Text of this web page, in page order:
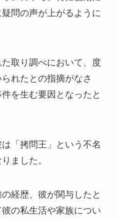
問の声が上がるように
取り調べにおいて、度
れたとの指摘がなさ
を生む要因となったと
「拷問王」という不名
ました。
経歴、彼が関与したと
の私生活や家族につい